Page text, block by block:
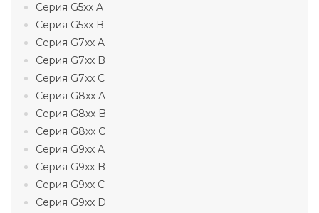
Серия G5xx A
Серия G5xx B
Серия G7xx A
Серия G7xx B
Серия G7xx C
Серия G8xx A
Серия G8xx B
Серия G8xx C
Серия G9xx A
Серия G9xx B
Серия G9xx C
Серия G9xx D